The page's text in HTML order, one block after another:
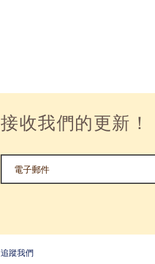
接收我們的更新！
追蹤我們